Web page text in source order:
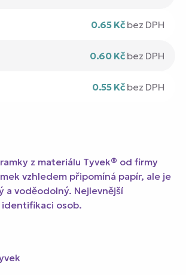
0.65 Kč bez DPH
0.60 Kč bez DPH
0.55 Kč bez DPH
z materiálu Tyvek® od firmy
vzhledem připomíná papír, ale je
a voděodolný. Nejlevnější
osob.